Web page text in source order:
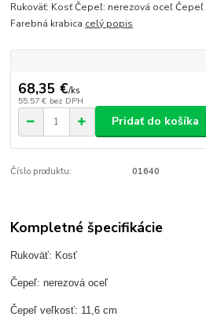
Rukoväť: Kosť Čepeľ: nerezová oceľ
Farebná krabica celý popis
68,35 €/ks
55,57 € bez DPH
Pridať do košíka
Číslo produktu: 01640
Kompletné špecifikácie
Rukoväť: Kosť
Čepeľ: nerezová oceľ
Čepeľ veľkosť: 11,6 cm